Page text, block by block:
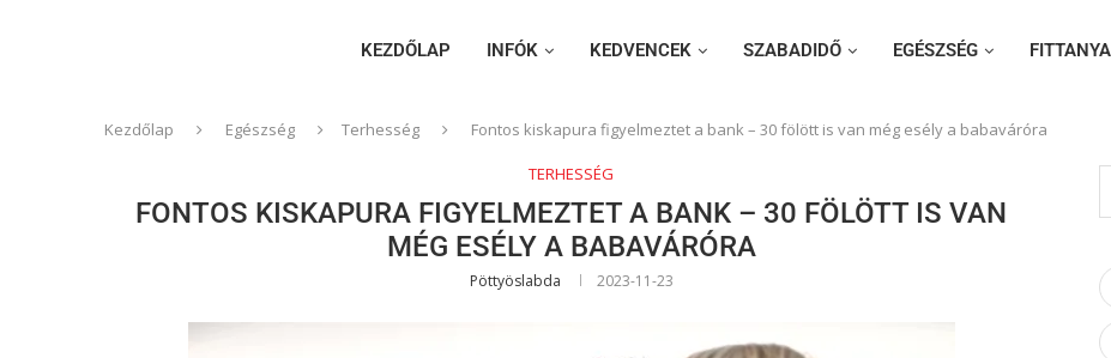
KEZDŐLAP INFÓK KEDVENCEK SZABADIDŐ EGÉSZSÉG FITTANYA
Kezdőlap Egészség Terhesség Fontos kiskapura figyelmeztet a bank – 30 fölött is van még esély a babaváróra
TERHESSÉG
FONTOS KISKAPURA FIGYELMEZTET A BANK – 30 FÖLÖTT IS VAN
MÉG ESÉLY A BABAVÁRÓRA
Pöttyöslabda 2023-11-23